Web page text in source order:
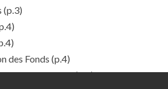
(p.3)
des Fonds (p.4)
Arts mécaniques(p.4)